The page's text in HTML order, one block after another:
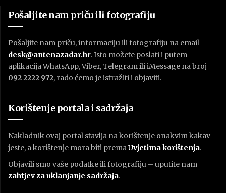
Pošaljite nam priču ili fotografiju
Pošaljite nam priču, informaciju ili fotografiju na email
desk@antenazadar.hr. Isto možete poslati i putem
aplikacija WhatsApp, Viber, Telegram ili iMessage na broj
092 2222 972, rado ćemo je istražiti i objaviti.
Korištenje portala i sadržaja
Nakladnik ovaj portal stavlja na korištenje onakvim kakav
jeste, a korištenje mora biti premaUvjetima korištenja.
Objavili smo vaše podatke ili fotografiju – uputite nam
zahtjev za uklanjanje sadržaja.